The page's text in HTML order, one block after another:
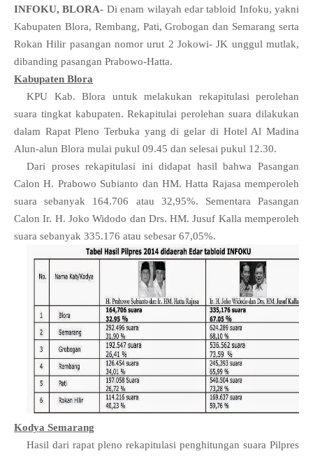
INFOKU, BLORA- Di enam wilayah edar tabloid Infoku, yakni
Kabupaten Blora, Rembang, Pati, Grobogan dan Semarang serta
Rokan Hilir pasangan nomor urut 2 Jokowi- JK unggul mutlak,
dibanding pasangan Prabowo-Hatta.
Kabupaten Blora
KPU Kab. Blora untuk melakukan rekapitulasi perolehan
suara tingkat kabupaten. Rekapitulai perolehan suara dilakukan
dalam Rapat Pleno Terbuka yang di gelar di Hotel Al Madina
Alun-alun Blora mulai pukul 09.45 dan selesai pukul 12.30.
Dari proses rekapitulasi ini didapat hasil bahwa Pasangan
Calon H. Prabowo Subianto dan HM. Hatta Rajasa memperoleh
suara sebanyak 164.706 atau 32,95%. Sementara Pasangan
Calon Ir. H. Joko Widodo dan Drs. HM. Jusuf Kalla memperoleh
suara sebanyak 335.176 atau sebesar 67,05%.
Kodya Semarang
Hasil dari rapat pleno rekapitulasi penghitungan suara Pilpres